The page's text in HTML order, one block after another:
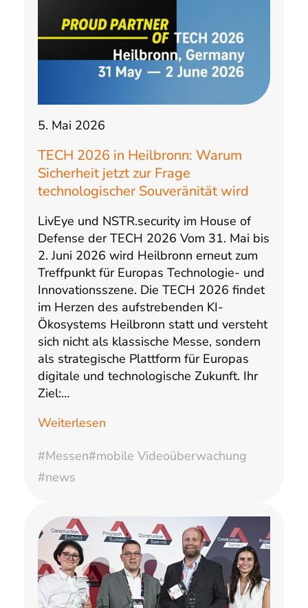
5. Mai 2026
TECH 2026 in Heilbronn: Warum
Sicherheit jetzt zur Frage
technologischer Souveränität wird
LivEye und NSTR.security im House of
Defense der TECH 2026 Vom 31. Mai bis
2. Juni 2026 wird Heilbronn erneut zum
Treffpunkt für Europas Technologie- und
Innovationsszene. Die TECH 2026 findet
im Herzen des aufstrebenden KI-
Ökosystems Heilbronn statt und versteht
sich nicht als klassische Messe, sondern
als strategische Plattform für Europas
digitale und technologische Zukunft. Ihr
Ziel:…
Weiterlesen
#Messen#mobile Videoüberwachung
#news